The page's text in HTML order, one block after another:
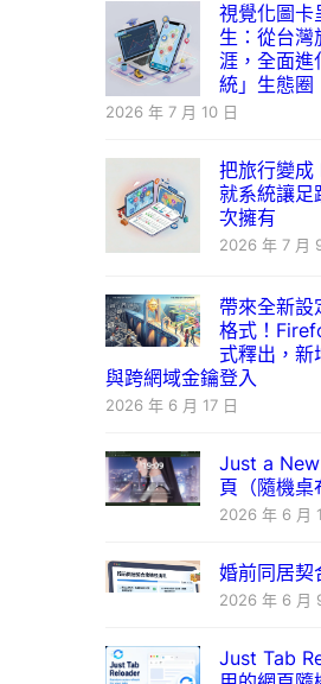
視覺化圖卡
生：從台灣
涯，全面進
統」生態圈
2026 年 7 月 10 日
把旅行變成
就系統讓足
次擁有
2026 年 7 月
帶來全新設
格式！
式釋出，新
與跨網域金鑰登入
2026 年 6 月 17 日
Just a
頁（隨機桌
2026 年 6 月
婚前同居契
2026 年 6 月
Just Tab